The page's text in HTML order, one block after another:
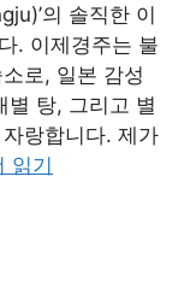
의 솔직한 이
. 이제경주는 불
로, 일본 감성
별 탕, 그리고 별
랑합니다. 제가
읽기